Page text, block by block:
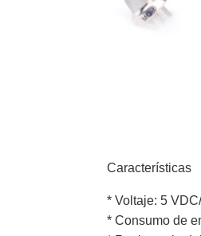
Características
* Voltaje: 5
* Consumo de